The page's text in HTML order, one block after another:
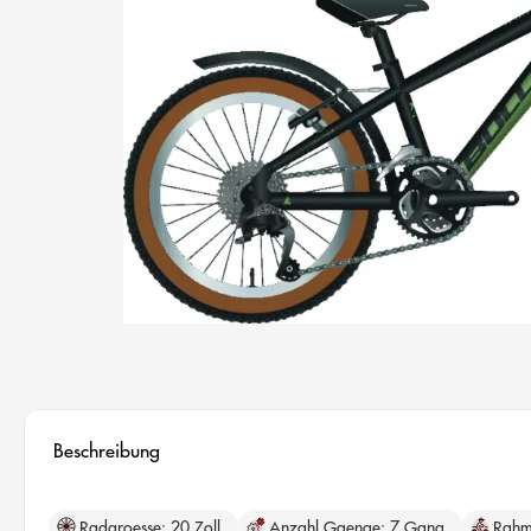
Beschreibung
Radgroesse 20 Zoll Anzahl Gaenge 7 Gang